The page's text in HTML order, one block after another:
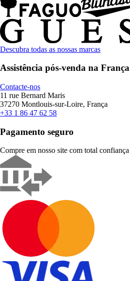
Descubra todas as nossas marcas
Assistência pós-venda na França
Contacte-nos
11 rue Bernard Maris
37270 Montlouis-sur-Loire, França
+33 1 86 47 62 58
Pagamento seguro
Compre em nosso site com total confiança